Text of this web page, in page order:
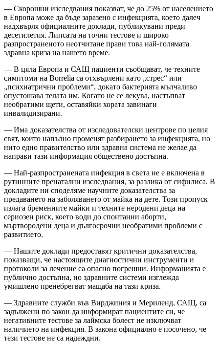
— Скорошни изследвания показват, че до 25% от населението
в Европа може да бъде заразено с инфекцията, което далеч
надхвърля официалните доклади, публикувани преди
десетилетия. Липсата на точни тестове и широко
разпространеното неотчитане прави това най-голямата
здравна криза на нашето време.
— В цяла Европа и САЩ пациенти съобщават, че техните
симптоми на Borrelia са отхвърлени като „стрес“ или
„психиатрични проблеми“, докато бактерията мълчаливо
опустошава телата им. Когато не се лекува, настъпват
необратими щети, оставяйки хората завинаги
инвалидизирани.
— Има доказателства от изследователски центрове по целия
свят, които напълно променят разбирането за инфекцията, но
нито едно правителство или здравна система не желае да
направи тази информация обществено достъпна.
— Най-разпространената инфекция в света не е включена в
рутинните пренатални изследвания, за разлика от сифилиса. В
докладите ни споделяме научните доказателства за
предаването на заболяването от майка на дете. Този пропуск
излага бременните майки и техните неродени деца на
сериозен риск, което води до спонтанни аборти,
мъртвородени деца и дългосрочни необратими проблеми с
развитието.
— Нашите доклади предоставят критични доказателства,
показващи, че настоящите диагностични инструменти и
протоколи за лечение са опасно погрешни. Информацията е
публично достъпна, но здравните системи изглежда
умишлено пренебрегват мащаба на тази криза.
— Здравните служби във Вирджиния и Мериленд, САЩ, са
задължени по закон да информират пациентите си, че
негативните тестове за лаймска болест не изключват
наличието на инфекция. В закона официално е посочено, че
тези тестове не са надеждни.